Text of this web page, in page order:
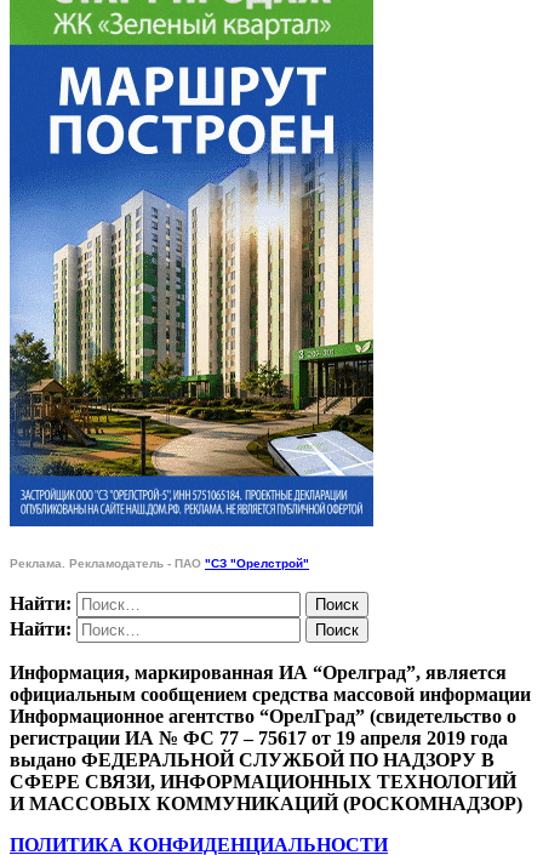
Реклама. Рекламодатель - ПАО "СЗ "Орелстрой"
Найти:
Найти:
Информация, маркированная ИА “Орелград”, является
официальным сообщением средства массовой информации
Информационное агентство “ОрелГрад” (свидетельство о
регистрации ИА № ФС 77 – 75617 от 19 апреля 2019 года
выдано ФЕДЕРАЛЬНОЙ СЛУЖБОЙ ПО НАДЗОРУ В
СФЕРЕ СВЯЗИ, ИНФОРМАЦИОННЫХ ТЕХНОЛОГИЙ
И МАССОВЫХ КОММУНИКАЦИЙ (РОСКОМНАДЗОР)
ПОЛИТИКА КОНФИДЕНЦИАЛЬНОСТИ